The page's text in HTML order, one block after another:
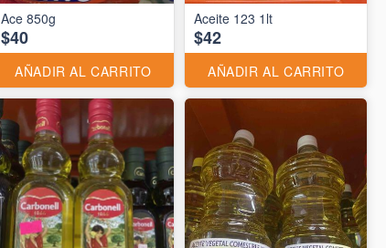
Ace 850g
$40
AÑADIR AL CARRITO
Aceite 123 1lt
$42
AÑADIR AL CARRITO